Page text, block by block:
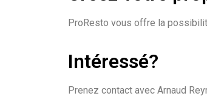
ProResto vous offre la
Intéressé?
Prenez contact avec Arnaud